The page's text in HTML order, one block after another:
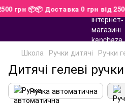
грн 📦📦 Доставка 0 грн від
Школа Ручки дитячі Ручки
Дитячі гелеві ручки
Ручка автоматична